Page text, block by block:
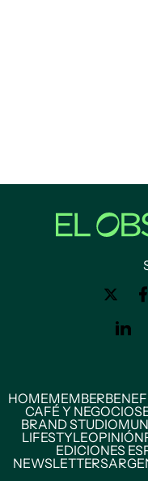
HOMEMEMBER
CAFÉ Y NEGOCIOS
BRAND STUDIO
LIFESTYLEOPINIÓN
EDICIONES
NEWSLETTERS